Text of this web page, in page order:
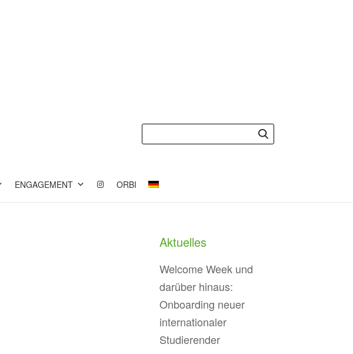
ENGAGEMENT ORBI
Aktuelles
Welcome Week und
darüber hinaus:
Onboarding neuer
internationaler
Studierender